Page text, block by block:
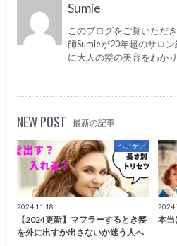
Sumie
このブログをご覧いただ
師Sumieが20年超のサロ
に大人の髪の美容をわか
NEW POST 最新の記事
ヘアケア
2024.11.18
【2024更新】マフラーするとき髪
を外に出すか出さないか迷う人へ
本当